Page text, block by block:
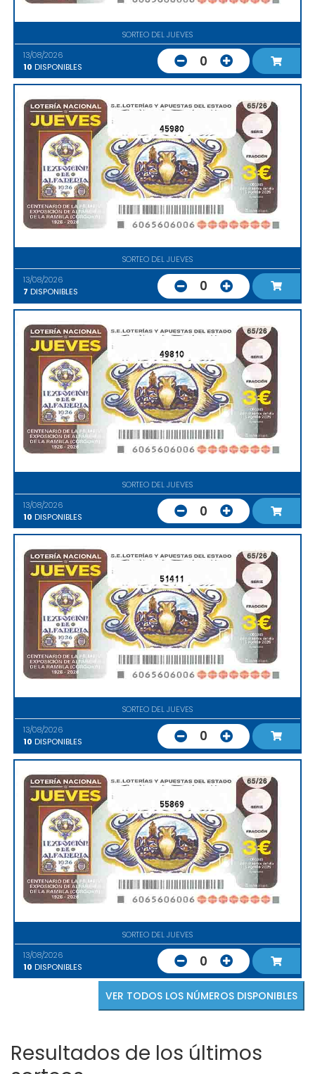
SORTEO DEL JUEVES
13/08/2026
10 DISPONIBLES 0
45980
SORTEO DEL JUEVES
13/08/2026
7 DISPONIBLES 0
49810
SORTEO DEL JUEVES
13/08/2026
10 DISPONIBLES 0
51411
SORTEO DEL JUEVES
13/08/2026
10 DISPONIBLES 0
55869
SORTEO DEL JUEVES
13/08/2026
10 DISPONIBLES 0
VER TODOS LOS NÚMEROS DISPONIBLES
Resultados de los últimos